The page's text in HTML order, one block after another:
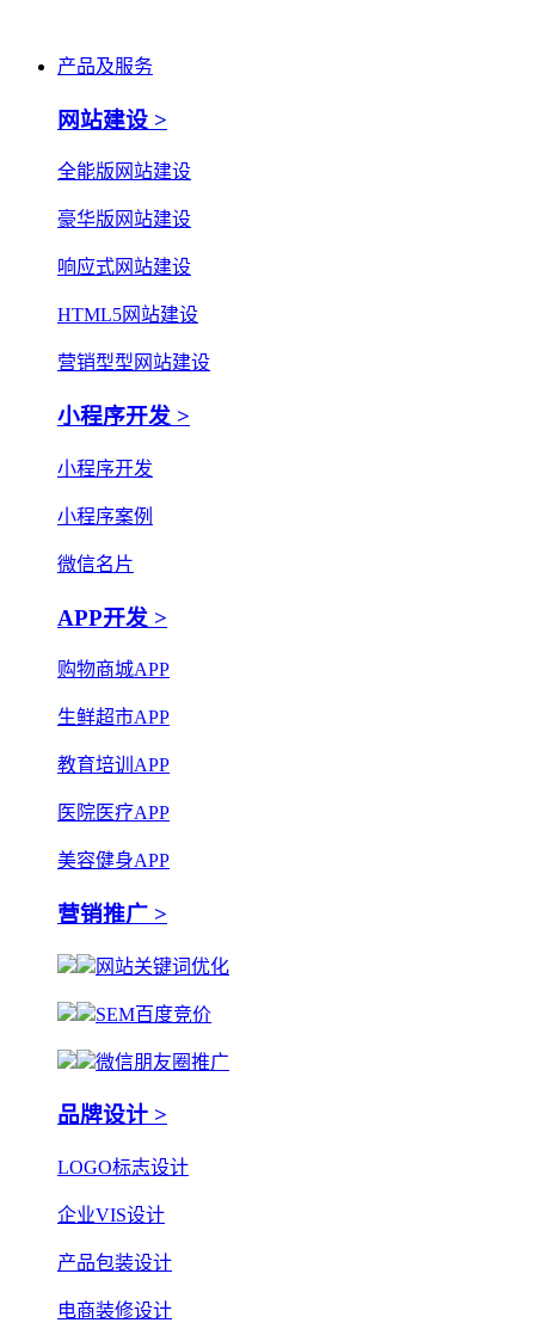
产品及服务
网站建设 >
全能版网站建设
豪华版网站建设
响应式网站建设
HTML5网站建设
营销型型网站建设
小程序开发 >
小程序开发
小程序案例
微信名片
APP开发 >
购物商城APP
生鲜超市APP
教育培训APP
医院医疗APP
美容健身APP
营销推广 >
网站关键词优化
SEM百度竞价
微信朋友圈推广
品牌设计 >
LOGO标志设计
企业VIS设计
产品包装设计
电商装修设计